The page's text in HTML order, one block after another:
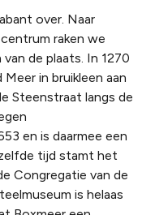
over. Naar
raken we
de plaats. In 1270
in bruikleen aan
Steenstraat langs de
en is daarmee een
tijd stamt het
Congregatie van de
is helaas